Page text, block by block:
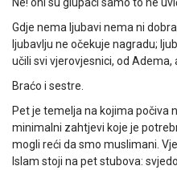
Gdje nema ljubavi nema ni
ljubavlju ne očekuje nagradu;
učili svi vjerovjesnici, od Adema,
Braćo i sestre.
Pet je temelja na kojima počiva
minimalni zahtjevi koje je
mogli reći da smo muslimani.
Islam stoji na pet stubova: